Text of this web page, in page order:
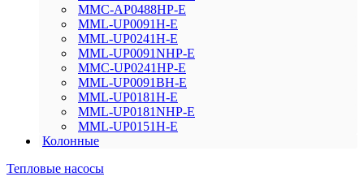
MMC-AP0488HP-E
MML-UP0091H-E
MML-UP0241H-E
MML-UP0091NHP-E
MMC-UP0241HP-E
MML-UP0091BH-E
MML-UP0181H-E
MML-UP0181NHP-E
MML-UP0151H-E
Колонные
Тепловые насосы